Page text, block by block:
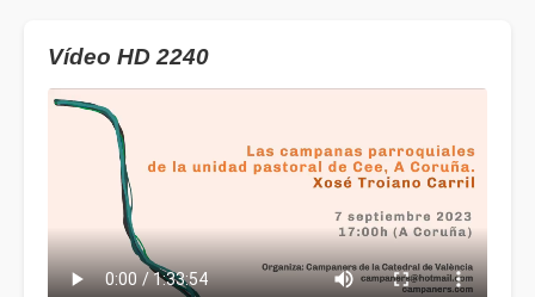
Vídeo HD 2240